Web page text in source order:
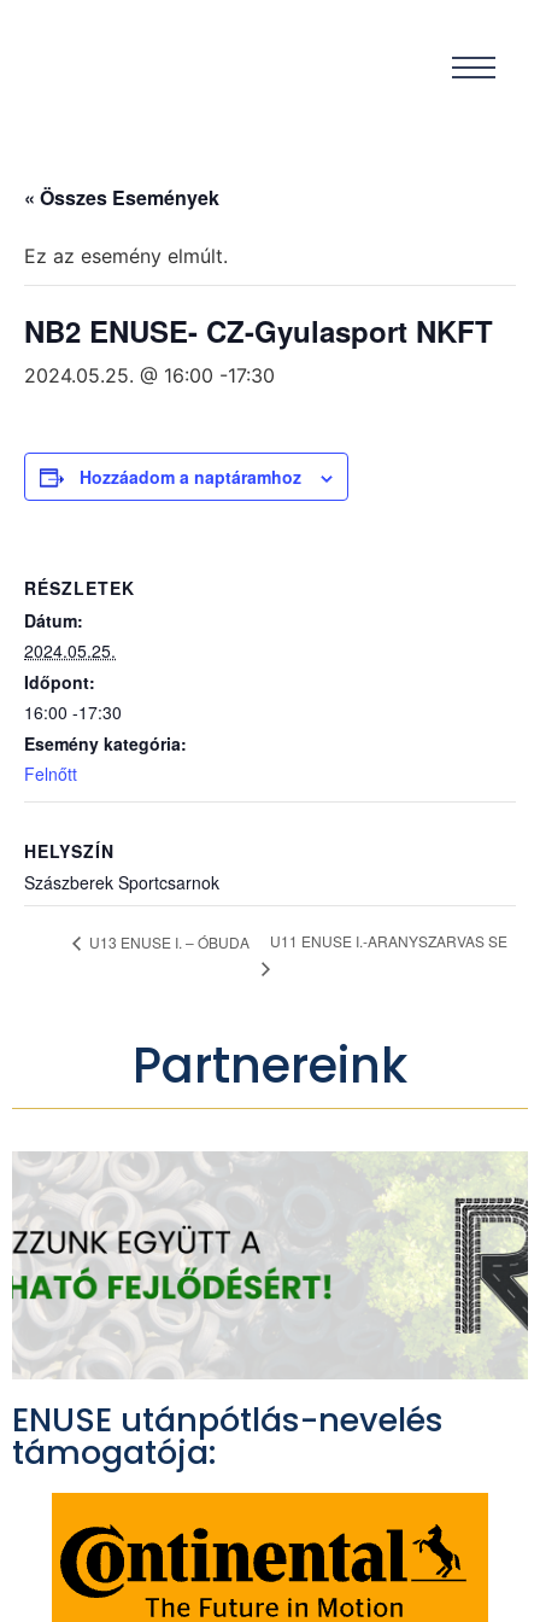
« Összes Események
Ez az esemény elmúlt.
NB2 ENUSE- CZ-Gyulasport NKFT
2024.05.25. @ 16:00 -17:30
Hozzáadom a naptáramhoz
RÉSZLETEK
Dátum:
2024.05.25.
Időpont:
16:00 -17:30
Esemény kategória:
Felnőtt
HELYSZÍN
Szászberek Sportcsarnok
U13 ENUSE I. – ÓBUDA U11 ENUSE I.-ARANYSZARVAS SE
Partnereink
ENUSE utánpótlás-nevelés
támogatója: